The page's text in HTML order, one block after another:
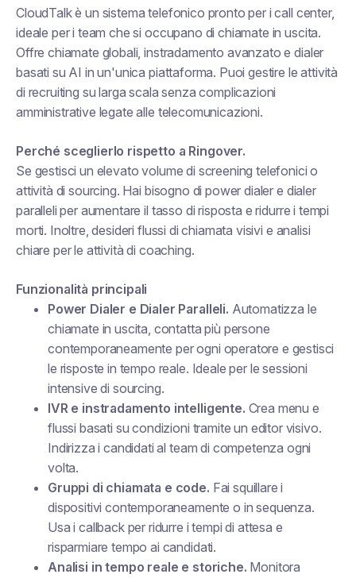
CloudTalk è un sistema telefonico pronto per i call center,
ideale per i team che si occupano di chiamate in uscita.
Offre chiamate globali, instradamento avanzato e dialer
basati su AI in un'unica piattaforma. Puoi gestire le attività
di recruiting su larga scala senza complicazioni
amministrative legate alle telecomunicazioni.
Perché sceglierlo rispetto a Ringover.
Se gestisci un elevato volume di screening telefonici o
attività di sourcing. Hai bisogno di power dialer e dialer
paralleli per aumentare il tasso di risposta e ridurre i tempi
morti. Inoltre, desideri flussi di chiamata visivi e analisi
chiare per le attività di coaching.
Funzionalità principali
Power Dialer e Dialer Paralleli. Automatizza le
chiamate in uscita, contatta più persone
contemporaneamente per ogni operatore e gestisci
le risposte in tempo reale. Ideale per le sessioni
intensive di sourcing.
IVR e instradamento intelligente. Crea menu e
flussi basati su condizioni tramite un editor visivo.
Indirizza i candidati al team di competenza ogni
volta.
Gruppi di chiamata e code. Fai squillare i
dispositivi contemporaneamente o in sequenza.
Usa i callback per ridurre i tempi di attesa e
risparmiare tempo ai candidati.
Analisi in tempo reale e storiche. Monitora